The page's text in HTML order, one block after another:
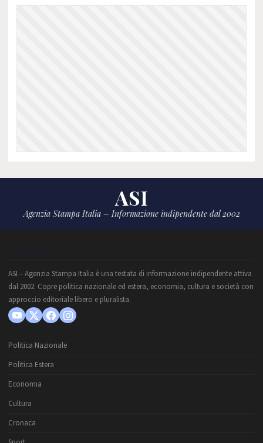
ASI
Agenzia Stampa Italia – Informazione indipendente dal 2002
CHI SIAMO
ASI – Agenzia Stampa Italia è una testata di informazione indipendente attiva
dal 2002. Copre politica nazionale ed estera, economia, cultura e società con
approccio editoriale libero e pluralista.
Politica Nazionale
Politica Estera
Economia
Cultura
Cronaca